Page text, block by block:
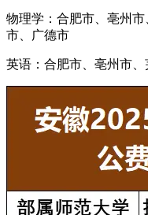
物理学：合肥市、亳州
市、广德市
英语：合肥市、亳州市